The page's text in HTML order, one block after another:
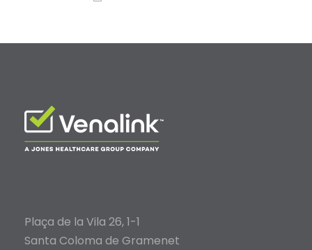
Plaça de la Vila 26, 1-1
Santa Coloma de Gramenet